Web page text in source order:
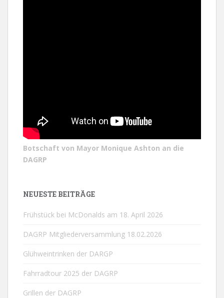
Botschaft von Mayor Monique Ashton an die
DAGRP
NEUESTE BEITRÄGE
Frühstück bei McDonalds am 18. April 2026
DAGRP Mitgliederversammlung 18.02.2026
Glühweintrinken der DARGP
Fahrradtour 2025 der DAGRP
Grillen der DAGRP